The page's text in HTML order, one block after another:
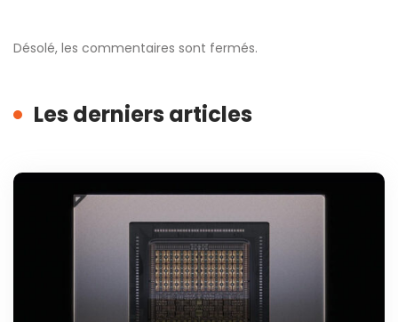
Désolé, les commentaires sont fermés.
Les derniers articles